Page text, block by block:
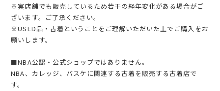
※実店舗でも販売しているため若干の経年変化がある場合がご
ざいます。ご了承ください。
※USED品・古着ということをご理解いただいた上でご購入をお
願いします。
■NBA公認・公式ショップではありません。
NBA、カレッジ、バスケに関連する古着を販売する古着店で
す。